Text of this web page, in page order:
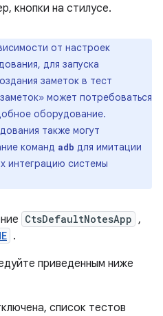
кнопки на стилусе.
от настроек
для запуска
заметок в тест
может потребоваться
оборудование.
также могут
команд adb для имитации
интеграцию системы
CtsDefaultNotesApp ,
.
приведенным ниже
список тестов